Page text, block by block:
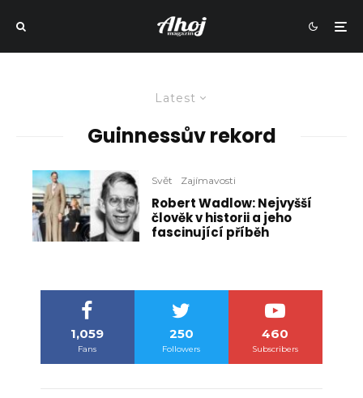
Latest
Guinnessův rekord
Svět Zajímavosti
Robert Wadlow: Nejvyšší
člověk v historii a jeho
fascinující příběh
1,059
Fans
250
Followers
460
Subscribers